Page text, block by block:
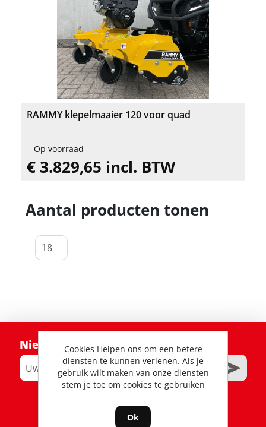
RAMMY klepelmaaier 120 voor quad
Op voorraad
€ 3.829,65 incl. BTW
Aantal producten tonen
Nieuwsbrief
RSS
Cookies Helpen ons om een betere
diensten te kunnen verlenen. Als je
gebruik wilt maken van onze diensten
stem je toe om cookies te gebruiken
Ok